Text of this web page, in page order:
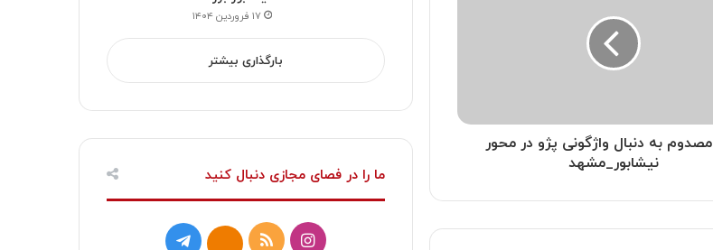
💢۵ مصدوم به دنبال واژگونی پژو در محور
نیشابور_مشهد
۱۷ فروردین ۱۴۰۴
بارگذاری بیشتر
ما را در فصای مجازی دنبال کنید
ا
خ